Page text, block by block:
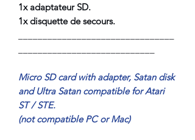
1x adaptateur SD.
1x disquette de secours.
Micro SD card with adapter, Satan disk
and Ultra Satan compatible for Atari
ST / STE.
(not compatible PC or Mac)